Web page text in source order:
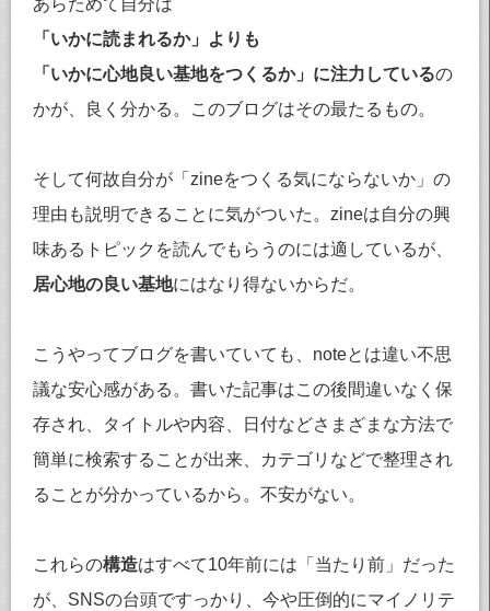
あらためて自分は
「いかに読まれるか」よりも
「いかに心地良い基地をつくるか」に注力しているの
かが、良く分かる。このブログはその最たるもの。
そして何故自分が「zineをつくる気にならないか」の
理由も説明できることに気がついた。zineは自分の興
味あるトピックを読んでもらうのには適しているが、
居心地の良い基地にはなり得ないからだ。
こうやってブログを書いていても、noteとは違い不思
議な安心感がある。書いた記事はこの後間違いなく保
存され、タイトルや内容、日付などさまざまな方法で
簡単に検索することが出来、カテゴリなどで整理され
ることが分かっているから。不安がない。
これらの構造はすべて10年前には「当たり前」だった
が、SNSの台頭ですっかり、今や圧倒的にマイノリテ